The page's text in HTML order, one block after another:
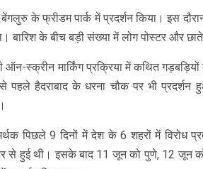
बेंगलुरु के फ्रीडम पार्क में प्रदर्शन किया। इस
बारिश के बीच बड़ी संख्या में लोग पोस्टर और
स्क्रीन मार्किंग प्रक्रिया में कथित गड़बड़ियों
पहले हैदराबाद के धरना चौक पर भी प्रदर्शन
पिछले 9 दिनों में देश के 6 शहरों में विरोध
से हुई थी। इसके बाद 11 जून को पुणे, 12 जून